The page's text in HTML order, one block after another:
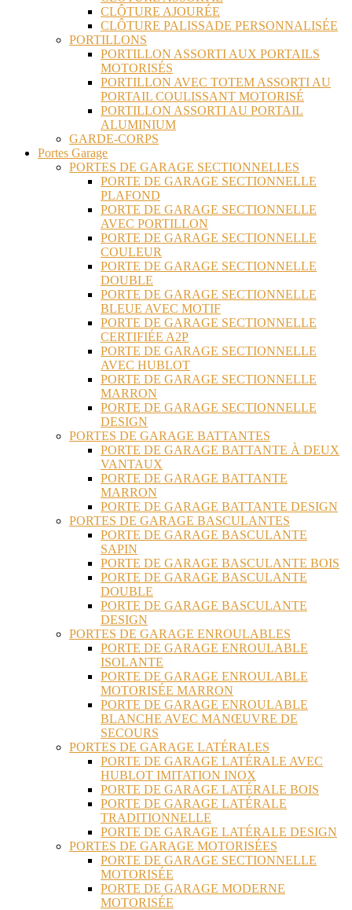
CLÔTURE AJOURÉE
CLÔTURE PALISSADE PERSONNALISÉE
PORTILLONS
PORTILLON ASSORTI AUX PORTAILS
MOTORISÉS
PORTILLON AVEC TOTEM ASSORTI AU
PORTAIL COULISSANT MOTORISÉ
PORTILLON ASSORTI AU PORTAIL
ALUMINIUM
GARDE-CORPS
Portes Garage
PORTES DE GARAGE SECTIONNELLES
PORTE DE GARAGE SECTIONNELLE
PLAFOND
PORTE DE GARAGE SECTIONNELLE
AVEC PORTILLON
PORTE DE GARAGE SECTIONNELLE
COULEUR
PORTE DE GARAGE SECTIONNELLE
DOUBLE
PORTE DE GARAGE SECTIONNELLE
BLEUE AVEC MOTIF
PORTE DE GARAGE SECTIONNELLE
CERTIFIÉE A2P
PORTE DE GARAGE SECTIONNELLE
AVEC HUBLOT
PORTE DE GARAGE SECTIONNELLE
MARRON
PORTE DE GARAGE SECTIONNELLE
DESIGN
PORTES DE GARAGE BATTANTES
PORTE DE GARAGE BATTANTE À DEUX
VANTAUX
PORTE DE GARAGE BATTANTE
MARRON
PORTE DE GARAGE BATTANTE DESIGN
PORTES DE GARAGE BASCULANTES
PORTE DE GARAGE BASCULANTE
SAPIN
PORTE DE GARAGE BASCULANTE BOIS
PORTE DE GARAGE BASCULANTE
DOUBLE
PORTE DE GARAGE BASCULANTE
DESIGN
PORTES DE GARAGE ENROULABLES
PORTE DE GARAGE ENROULABLE
ISOLANTE
PORTE DE GARAGE ENROULABLE
MOTORISÉE MARRON
PORTE DE GARAGE ENROULABLE
BLANCHE AVEC MANŒUVRE DE
SECOURS
PORTES DE GARAGE LATÉRALES
PORTE DE GARAGE LATÉRALE AVEC
HUBLOT IMITATION INOX
PORTE DE GARAGE LATÉRALE BOIS
PORTE DE GARAGE LATÉRALE
TRADITIONNELLE
PORTE DE GARAGE LATÉRALE DESIGN
PORTES DE GARAGE MOTORISÉES
PORTE DE GARAGE SECTIONNELLE
MOTORISÉE
PORTE DE GARAGE MODERNE
MOTORISÉE